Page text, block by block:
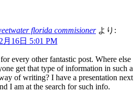
florida commisioner より:
月16日 5:01 PM
every other fantastic post. Where else
get that type of information in such a
of writing? I have a presentation next
I am at the search for such info.